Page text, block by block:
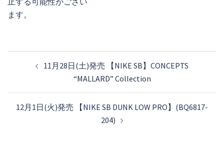
ます。
ゲ
11月28日(土)発売 【NIKE SB】CONCEPTS
“MALLARD” Collection
12月1日(火)発売 【NIKE SB DUNK LOW PRO】(BQ6817-
204)